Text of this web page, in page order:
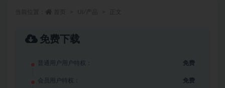
免费下载
普通用户用户特权： 免费
会员用户特权： 免费